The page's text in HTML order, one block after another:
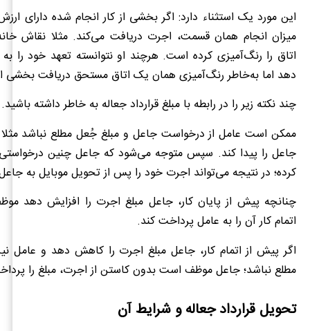
این مورد یک استثناء دارد: اگر بخشی از کار انجام شده دارای
میزان انجام همان قسمت، اجرت دریافت می‌کند. مثلا نقاش
اتاق را رنگ‌آمیزی کرده است. هرچند او نتوانسته تعهد خود را
دهد اما به‌خاطر رنگ‌آمیزی همان یک اتاق مستحق دریافت
چند نکته زیر را در رابطه با مبلغ قرارداد جعاله به خاطر داشته باشید.
ممکن است عامل از درخواست جاعل و مبلغ جُعل مطلع نباشد
جاعل را پیدا کند. سپس متوجه می‌شود که جاعل چنین درخواستی
کرده؛ در نتیجه می‌تواند اجرت خود را پس از تحویل موبایل به
چنانچه پیش از پایان کار، جاعل مبلغ اجرت را افزایش دهد
اتمام کار آن را به عامل پرداخت کند.
اگر پیش از اتمام کار، جاعل مبلغ اجرت را کاهش دهد و عامل
مطلع نباشد؛ جاعل موظف است بدون کاستن از اجرت، مبلغ را
تحویل قرارداد جعاله و شرایط آن